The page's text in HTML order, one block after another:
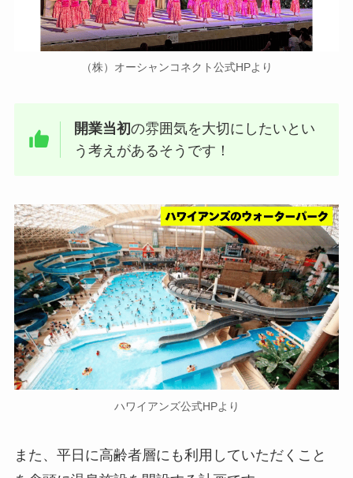
（株）オーシャンコネクト公式HPより
開業当初の雰囲気を大切にしたいとい
う考えがあるそうです！
ハワイアンズ公式HPより
また、平日に高齢者層にも利用していただくこと